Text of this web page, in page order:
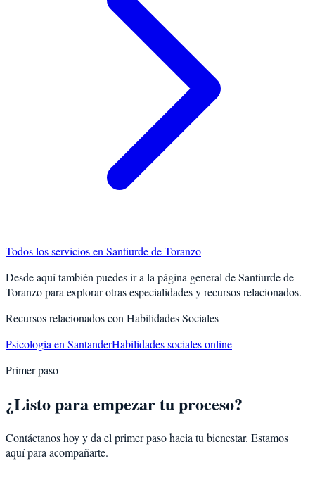
Todos los servicios en Santiurde de Toranzo
Desde aquí también puedes ir a la página general deSantiurde de
Toranzopara explorar otras especialidades y recursos relacionados.
Recursos relacionados con Habilidades Sociales
Psicología en SantanderHabilidades sociales online
Primer paso
¿Listo para empezar tu proceso?
Contáctanos hoy y da el primer paso hacia tu bienestar. Estamos
aquí para acompañarte.